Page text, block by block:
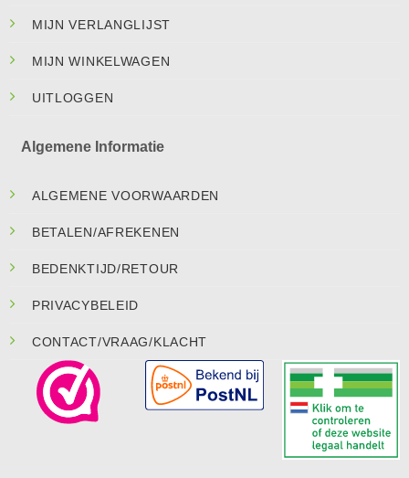
MIJN VERLANGLIJST
MIJN WINKELWAGEN
UITLOGGEN
Algemene Informatie
ALGEMENE VOORWAARDEN
BETALEN/AFREKENEN
BEDENKTIJD/RETOUR
PRIVACYBELEID
CONTACT/VRAAG/KLACHT